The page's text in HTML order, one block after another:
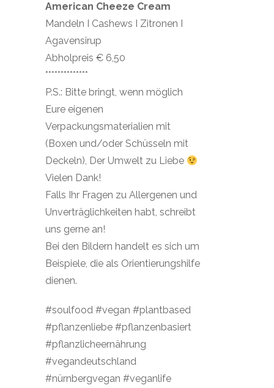
American Cheeze Cream
Mandeln I Cashews I Zitronen I
Agavensirup
Abholpreis € 6,50
**************
P.S.: Bitte bringt, wenn möglich
Eure eigenen
Verpackungsmaterialien mit
(Boxen und/oder Schüsseln mit
Deckeln), Der Umwelt zu Liebe
Vielen Dank!
Falls Ihr Fragen zu Allergenen und
Unverträglichkeiten habt, schreibt
uns gerne an!
Bei den Bildern handelt es sich um
Beispiele, die als Orientierungshilfe
dienen.
#soulfood #vegan #plantbased
#pflanzenliebe #pflanzenbasiert
#pflanzlicheernährung
#vegandeutschland
#nürnbergvegan #veganlife